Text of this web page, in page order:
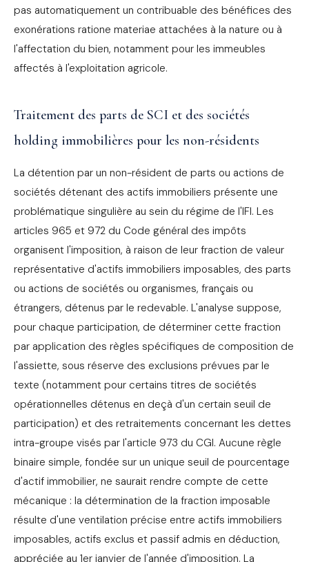
pas automatiquement un contribuable des bénéfices des
exonérations ratione materiae attachées à la nature ou à
l'affectation du bien, notamment pour les immeubles
affectés à l'exploitation agricole.
Traitement des parts de SCI et des sociétés
holding immobilières pour les non-résidents
La détention par un non-résident de parts ou actions de
sociétés détenant des actifs immobiliers présente une
problématique singulière au sein du régime de l'IFI. Les
articles 965 et 972 du Code général des impôts
organisent l'imposition, à raison de leur fraction de valeur
représentative d'actifs immobiliers imposables, des parts
ou actions de sociétés ou organismes, français ou
étrangers, détenus par le redevable. L'analyse suppose,
pour chaque participation, de déterminer cette fraction
par application des règles spécifiques de composition de
l'assiette, sous réserve des exclusions prévues par le
texte (notamment pour certains titres de sociétés
opérationnelles détenus en deçà d'un certain seuil de
participation) et des retraitements concernant les dettes
intra-groupe visés par l'article 973 du CGI. Aucune règle
binaire simple, fondée sur un unique seuil de pourcentage
d'actif immobilier, ne saurait rendre compte de cette
mécanique : la détermination de la fraction imposable
résulte d'une ventilation précise entre actifs immobiliers
imposables, actifs exclus et passif admis en déduction,
appréciée au 1er janvier de l'année d'imposition. La